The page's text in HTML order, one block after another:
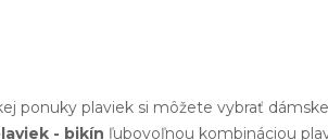
ponuky plaviek si môžete vybrať dámske
- bikín ľubovoľnou kombináciou